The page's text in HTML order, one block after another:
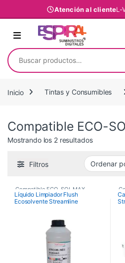
Atención al clienteL-
Ir al contenido
Buscar por:
Inicio Tintas y Consumibles
Compatible ECO-
Mostrando los 2 resultadosOrdenado
Filtros
Compatible ECO-SOL MAX
Compatible ECO-SOL MAX 2
Tintas y Consumibles
Líquido Limpiador Flush
Ecosolvente Streamline